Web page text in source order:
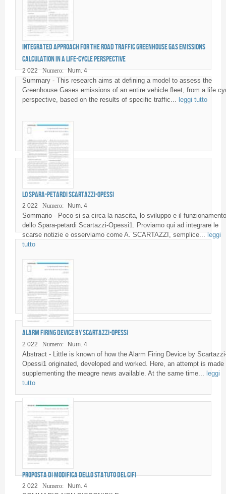
Integrated approach for the road traffic greenhouse gas emissions
calculation in a life-cycle perspective
2 022 Numero: Num. 4
Summary - This research aims at defining a model to assess the
Greenhouse Gases emissions of an entire vehicle fleet, from a life
perspective, based on the results of specific traffic...
leggi tutto
Lo Spara-petardi Scartazzi-Opessi
2 022 Numero: Num. 4
Sommario - Poco si sa circa la nascita, lo sviluppo e il funzionamento
dello Spara-petardi Scartazzi-Opessi1. Proviamo qui ad integrare le
scarse notizie e osserviamo come A. SCARTAZZI, semplice...leggi
tutto
Alarm Firing Device by Scartazzi-Opessi
2 022 Numero: Num. 4
Abstract - Little is known of how the Alarm Firing Device by
Opessi1 originated, developed and worked. Here, an attempt is made
supplementing the meagre news available. At the same time... leggi
tutto
Proposta di modifica dello Statuto del CIFI
2 022 Numero: Num. 4